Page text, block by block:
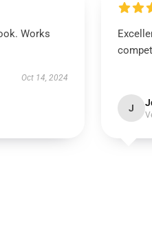
Works
Oct 14, 2024
J